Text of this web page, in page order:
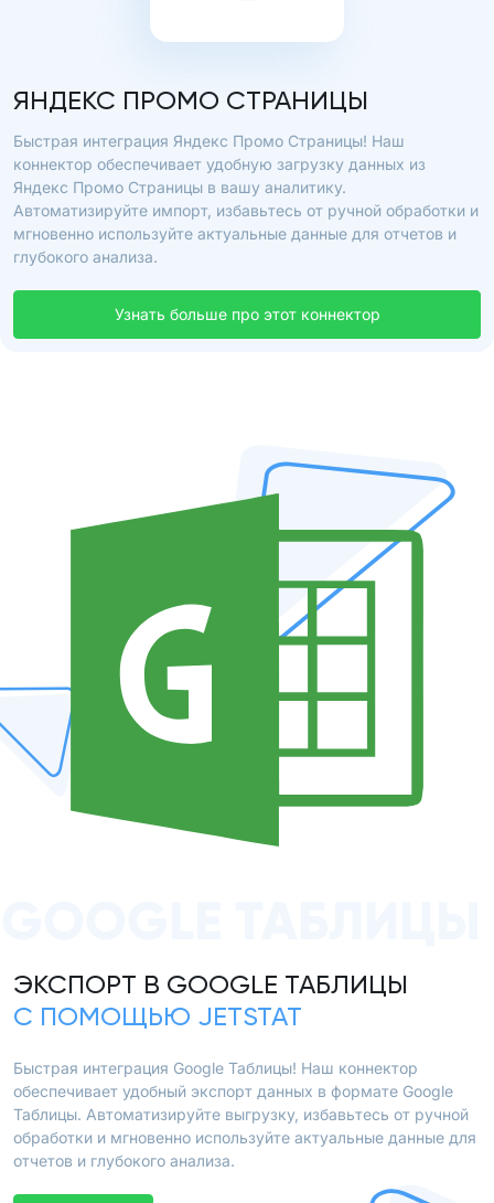
ЯНДЕКС ПРОМО СТРАНИЦЫ
Быстрая интеграция Яндекс Промо Страницы! Наш
коннектор обеспечивает удобную загрузку данных из
Яндекс Промо Страницы в вашу аналитику.
Автоматизируйте импорт, избавьтесь от ручной обработки и
мгновенно используйте актуальные данные для отчетов и
глубокого анализа.
Узнать больше про этот коннектор
ЭКСПОРТ В GOOGLE ТАБЛИЦЫ
С ПОМОЩЬЮ JETSTAT
Быстрая интеграция Google Таблицы! Наш коннектор
обеспечивает удобный экспорт данных в формате Google
Таблицы. Автоматизируйте выгрузку, избавьтесь от ручной
обработки и мгновенно используйте актуальные данные для
отчетов и глубокого анализа.